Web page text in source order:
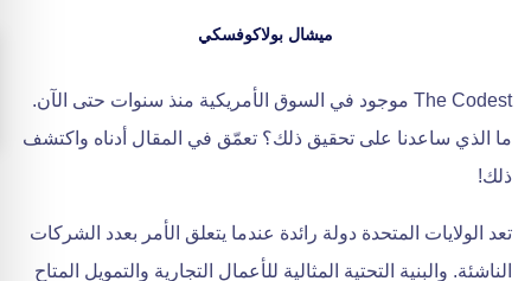
ميشال بولاكوفسكي
The Codest موجود في السوق الأمريكية منذ سنوات حتى الآن.
ما الذي ساعدنا على تحقيق ذلك؟ تعمّق في المقال أدناه واكتشف
ذلك!
تعد الولايات المتحدة دولة رائدة عندما يتعلق الأمر بعدد الشركات
الناشئة. والبنية التحتية المثالية للأعمال التجارية والتمويل المتاح